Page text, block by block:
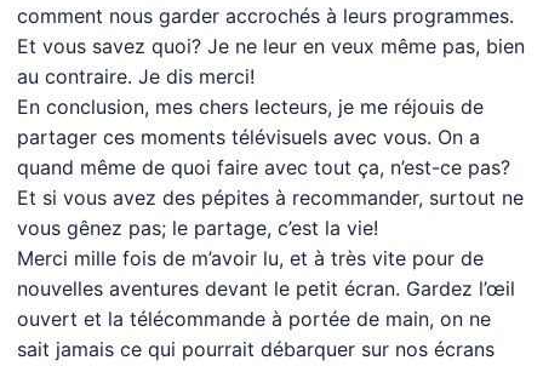
comment nous garder accrochés à leurs programmes.
Et vous savez quoi? Je ne leur en veux même pas, bien
au contraire. Je dis merci!
En conclusion, mes chers lecteurs, je me réjouis de
partager ces moments télévisuels avec vous. On a
quand même de quoi faire avec tout ça, n’est-ce pas?
Et si vous avez des pépites à recommander, surtout ne
vous gênez pas; le partage, c’est la vie!
Merci mille fois de m’avoir lu, et à très vite pour de
nouvelles aventures devant le petit écran. Gardez l’œil
ouvert et la télécommande à portée de main, on ne
sait jamais ce qui pourrait débarquer sur nos écrans